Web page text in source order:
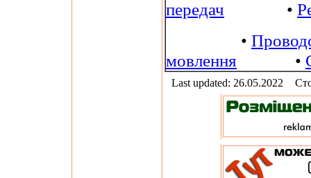
передач •
•
мовлення •
Last updated: 26.05.2022